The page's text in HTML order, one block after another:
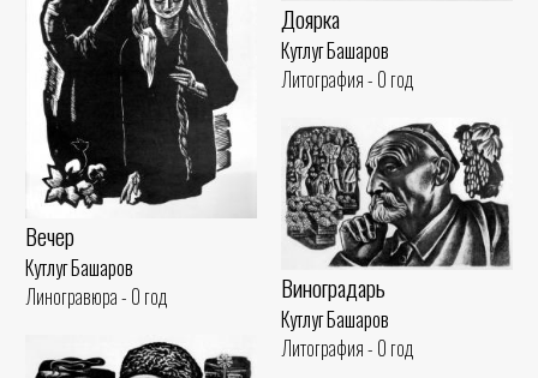
Доярка
Кутлуг Башаров
Литография - 0 год
Вечер
Кутлуг Башаров
Линогравюра - 0 год
Виноградарь
Кутлуг Башаров
Литография - 0 год